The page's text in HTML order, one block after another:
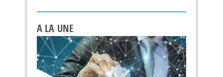
A LA UNE